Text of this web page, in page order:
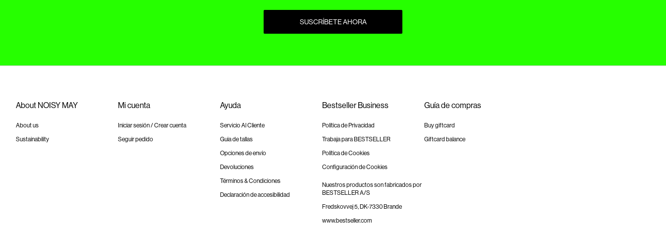
SUSCRÍBETE AHORA
About NOISY MAY
About us
Sustainability
Mi cuenta
Iniciar sesión / Crear cuenta
Seguir pedido
Ayuda
Servicio Al Cliente
Guia de tallas
Opciones de envío
Devoluciones
Términos & Condiciones
Declaración de accesibilidad
Bestseller Business
Política de Privacidad
Trabaja para BESTSELLER
Política de Cookies
Configuración de Cookies
Nuestros productos son fabricados por
BESTSELLER A/S
Fredskovvej 5, DK-7330 Brande
www.bestseller.com
Guía de compras
Buy giftcard
Giftcard balance